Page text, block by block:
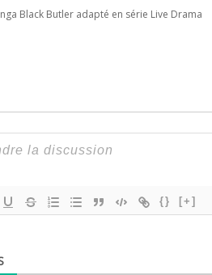
Black Butler adapté en série Live Drama
{} [+]